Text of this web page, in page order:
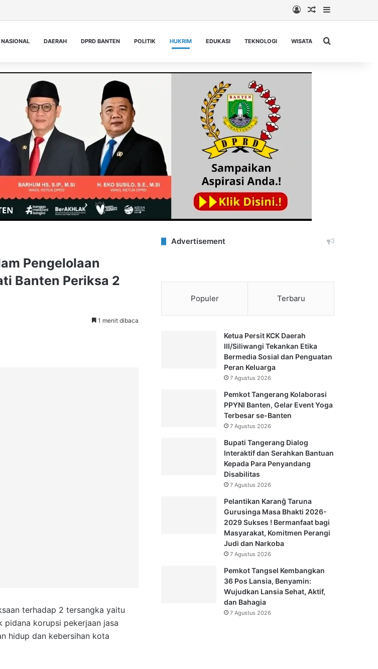
Log InRandom Article
NASIONAL DAERAH DPRD BANTEN POLITIK HUKRIM EDUKASI TEKNOLOGI WISATA Cari berita...
Pengelolaan
Banten Periksa 2
1 menit dibaca
terhadap 2 tersangka yaitu
pidana korupsi pekerjaan jasa
hidup dan kebersihan kota
Advertisement
Populer Terbaru
Ketua Persit KCK Daerah
III/Siliwangi Tekankan Etika
Bermedia Sosial dan Penguatan
Peran Keluarga
7 Agustus 2026
Pemkot Tangerang Kolaborasi
PPYNI Banten, Gelar Event Yoga
Terbesar se-Banten
7 Agustus 2026
Bupati Tangerang Dialog
Interaktif dan Serahkan Bantuan
Kepada Para Penyandang
Disabilitas
7 Agustus 2026
Pelantikan Karanĝ Taruna
Gurusinga Masa Bhakti 2026-
2029 Sukses ! Bermanfaat bagi
Masyarakat, Komitmen Perangi
Judi dan Narkoba
7 Agustus 2026
Pemkot Tangsel Kembangkan
36 Pos Lansia, Benyamin:
Wujudkan Lansia Sehat, Aktif,
dan Bahagia
7 Agustus 2026